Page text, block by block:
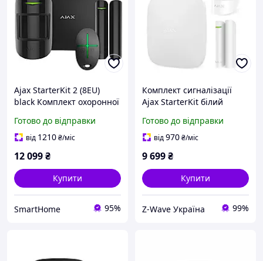
Ajax StarterKit 2 (8EU)
black Комплект охоронної
Готово до відправки
від 1210₴/міс
12 099₴
Купити
SmartHome 95%
Комплект сигналізації
Ajax StarterKit білий
Готово до відправки
від970₴/міс
9 699₴
Купити
Z-Wave Україна 99%